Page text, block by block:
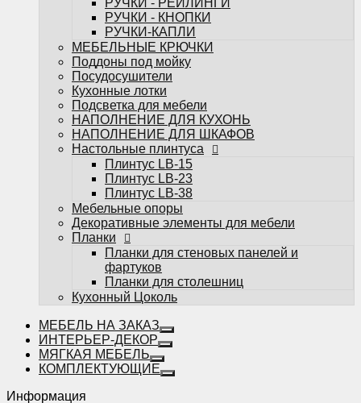
Декоративные элементы для мебели
Планки
Планки для стеновых панелей и
фартуков
Планки для столешниц
Кухонный Цоколь
Избранное
Сравнение
Вы смотрели
РУЧКИ - РЕЙЛИНГИ
РУЧКИ - КНОПКИ
РУЧКИ-КАПЛИ
МЕБЕЛЬНЫЕ КРЮЧКИ
Поддоны под мойку
Посудосушители
Кухонные лотки
Подсветка для мебели
НАПОЛНЕНИЕ ДЛЯ КУХОНЬ
НАПОЛНЕНИЕ ДЛЯ ШКАФОВ
Настольные плинтуса
Плинтус LB-15
Плинтус LB-23
Плинтус LB-38
Мебельные опоры
Декоративные элементы для мебели
Планки
Планки для стеновых панелей и
фартуков
Планки для столешниц
Кухонный Цоколь
МЕБЕЛЬ НА ЗАКАЗ
ИНТЕРЬЕР-ДЕКОР
МЯГКАЯ МЕБЕЛЬ
КОМПЛЕКТУЮЩИЕ
Информация